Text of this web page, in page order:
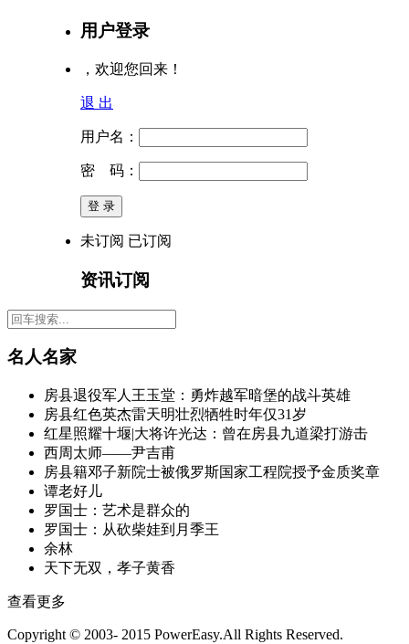
用户登录
，欢迎您回来！
退 出
用户名：
密 码：
未订阅 已订阅
资讯订阅
名人名家
房县退役军人王玉堂：勇炸越军暗堡的战斗英雄
房县红色英杰雷天明壮烈牺牲时年仅31岁
红星照耀十堰|大将许光达：曾在房县九道梁打游击
西周太师——尹吉甫
房县籍邓子新院士被俄罗斯国家工程院授予金质奖章
谭老好儿
罗国士：艺术是群众的
罗国士：从砍柴娃到月季王
余林
天下无双，孝子黄香
查看更多
Copyright © 2003- 2015 PowerEasy.All Rights Reserved.